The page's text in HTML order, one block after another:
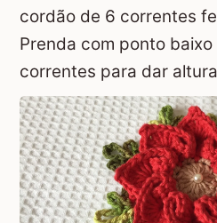
cordão de 6 correntes
Prenda com ponto
correntes para dar